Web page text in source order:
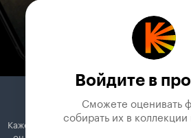
Войдите в
Сможете оценивать
собирать их в
Кажется, вы используете блокировщик